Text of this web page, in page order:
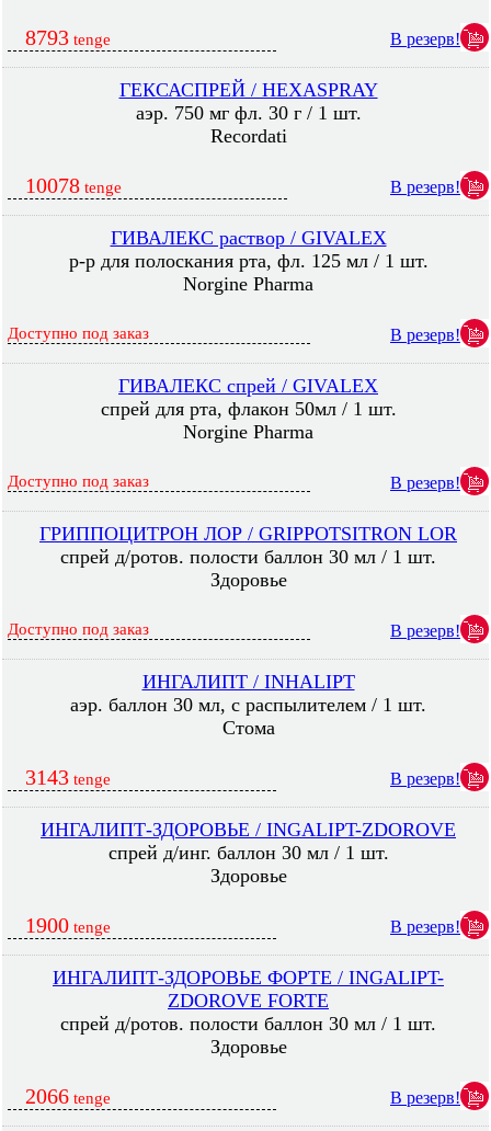
8793 tenge В резерв!
ГЕКСАСПРЕЙ / HEXASPRAY
аэр. 750 мг фл. 30 г / 1 шт.
Recordati
10078 tenge В резерв!
ГИВАЛЕКС раствор / GIVALEX
р-р для полоскания рта, фл. 125 мл / 1 шт.
Norgine Pharma
Доступно под заказ В резерв!
ГИВАЛЕКС спрей / GIVALEX
спрей для рта, флакон 50мл / 1 шт.
Norgine Pharma
Доступно под заказ В резерв!
ГРИППОЦИТРОН ЛОР / GRIPPOTSITRON LOR
спрей д/ротов. полости баллон 30 мл / 1 шт.
Здоровье
Доступно под заказ В резерв!
ИНГАЛИПТ / INHALIPT
аэр. баллон 30 мл, с распылителем / 1 шт.
Стома
3143 tenge В резерв!
ИНГАЛИПТ-ЗДОРОВЬЕ / INGALIPT-ZDOROVE
спрей д/инг. баллон 30 мл / 1 шт.
Здоровье
1900 tenge В резерв!
ИНГАЛИПТ-ЗДОРОВЬЕ ФОРТЕ / INGALIPT-
ZDOROVE FORTE
спрей д/ротов. полости баллон 30 мл / 1 шт.
Здоровье
2066 tenge В резерв!